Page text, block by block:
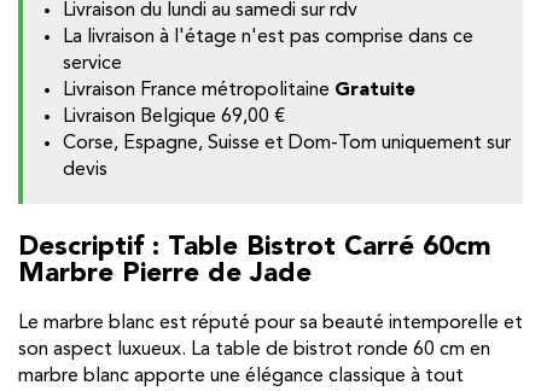
Livraison du lundi au samedi sur rdv
La livraison à l'étage n'est pas comprise dans ce
service
Livraison France métropolitaine Gratuite
Livraison Belgique69,00 €
Corse, Espagne, Suisse et Dom-Tom uniquement sur
devis
Descriptif : Table Bistrot Carré 60cm
Marbre Pierre de Jade
Le marbre blanc est réputé pour sa beauté intemporelle et
son aspect luxueux. La table de bistrot ronde 60 cm en
marbre blanc apporte une élégance classique à tout